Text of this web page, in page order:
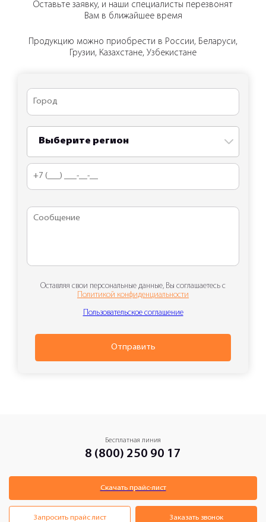
Оставьте заявку, и наши специалисты перезвонят
Вам в ближайшее время
Продукцию можно приобрести в России, Беларуси,
Грузии, Казахстане, Узбекистане
Выберите регион
Оставляя свои персональные данные, Вы соглашаетесь с
Политикой конфиденциальности
Пользовательское соглашение
Отправить
Бесплатная линия
8 (800) 250 90 17
Скачать прайс-лист
Запросить прайс лист Заказать звонок